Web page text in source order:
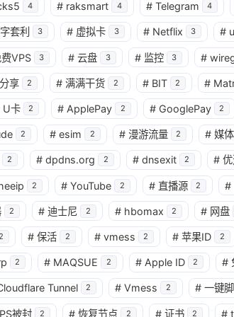
4 # raksmart 4 # Telegram 4
套利 3 # 虚拟卡 3 # Netflix 3 #
VPS 3 # 云盘 3 # 监控 3 #
享 2 # 满满干货 2 # BIT 2 #
U卡 2 # ApplePay 2 # GooglePay 2
2 # esim 2 # 漫游流量 2 # 媒体
2 # dpdns.org 2 # dnsexit 2 #
2 # YouTube 2 # 直播源 2 #
2 # 迪士尼 2 # hbomax 2 # 网盘
# 保活 2 # vmess 2 # 苹果ID 2
2 # MAQSUE 2 # Apple ID 2 #
Tunnel 2 # Vmess 2 # 一键
被封 2 # 恢复节点 2 # 证书 2 #